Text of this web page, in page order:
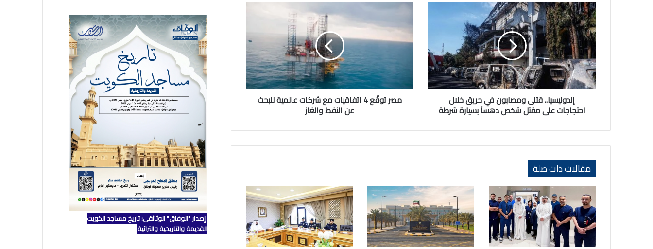
إندونيسيا..
قتلى
ومصابون
في
حريق
خلال
احتجاجات
على
مقتل
دهساً
شرطة
إندونيسيا.. قتلى ومصابون في حريق خلال
احتجاجات على مقتل شخص دهساً بسيارة شرطة
مصر
4
اتفاقيات
مع
عالمية
للبحث
عن
النفط
مصر توقّع 4 اتفاقيات مع شركات عالمية للبحث
عن النفط والغاز
مقالات ذات صلة
إصدار "الوفاق" الوثائقي: تاريخ مساجد الكويت
القديمة والتاريخية والتراثية